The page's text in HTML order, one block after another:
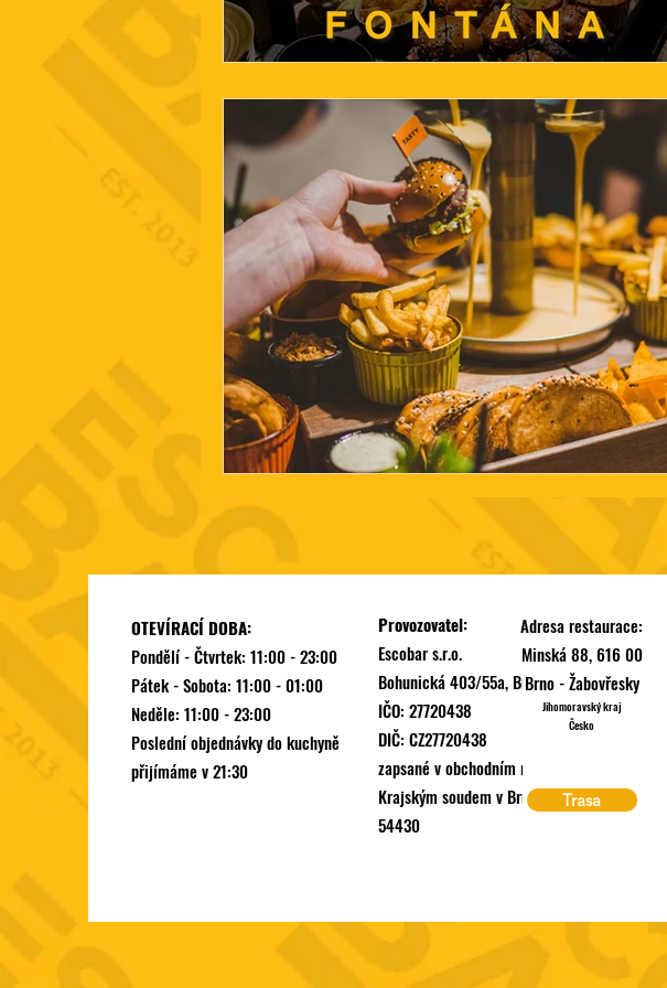
OTEVÍRACÍ DOBA:
Pondělí - Čtvrtek: 11:00 - 23:00
Pátek - Sobota: 11:00 - 01:00
Neděle: 11:00 - 23:00
Poslední objednávky do kuchyně
přijímáme v 21:30
Provozovatel:
Escobar s.r.o.
Bohunická 403/55a, Brno
IČO: 27720438
DIČ: CZ27720438
zapsané v obchodním rejstříku vedeném
Krajským soudem v Brně, oddíl C, vložka
54430
Adresa restaurace:
Minská 88, 616 00
Brno - Žabovřesky
Jihomoravský kraj
Česko
Trasa